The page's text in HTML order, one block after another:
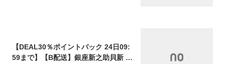
【DEAL30％ポイントバック 24日09:
59まで】【B配送】銀座新之助貝新 楽